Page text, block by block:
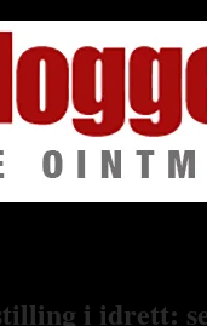
i idrett: